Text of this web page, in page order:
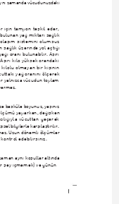
zamanda vücudunuzdaki
için tampon teﬂkil eder,
ya¤ miktar› sa¤l›k
sistemini olumsuz
üzerinde yol açt›¤›
oran› bulunabilir. Aﬂ›r›
kilo yüksek orandaki
kilolu olmayan bir kiﬂinin
ya¤ oran›n› ölçerek
yaln›zca vücudun toplam
basküle boyunuz, yaﬂ›n›z
yaparken, de¤iﬂken
vücuttan geçerek
bilgilerle karﬂ›laﬂt›r›l›r.
Uzun dönemli ölçümler
kontrol edebilirsiniz.
ayn› koﬂullar alt›nda
ﬂey içmemek) ve günün